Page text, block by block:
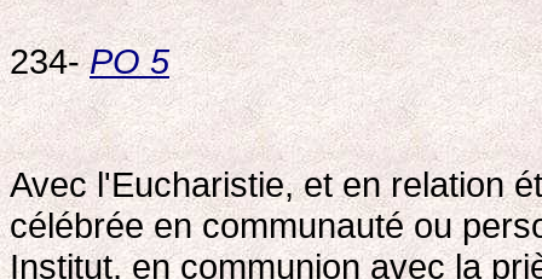
234-PO 5
Avec l'Eucharistie, et en relation
célébrée en communauté ou
Institut, en communion avec la